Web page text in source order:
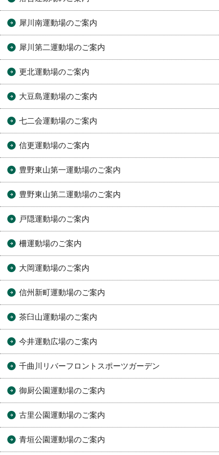
犀川南運動場のご案内
犀川第二運動場のご案内
更北運動場のご案内
大豆島運動場のご案内
七二会運動場のご案内
信更運動場のご案内
豊野東山第一運動場のご案内
豊野東山第二運動場のご案内
戸隠運動場のご案内
柵運動場のご案内
大岡運動場のご案内
信州新町運動場のご案内
茶臼山運動場のご案内
今井運動広場のご案内
千曲川リバーフロントスポーツガーデン
御厨公園運動場のご案内
古里公園運動場のご案内
青垣公園運動場のご案内